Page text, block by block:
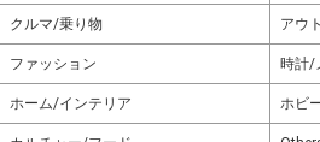
クルマ/乗り物 アウ
ファッション 時計/
ホーム/インテリア ホビ